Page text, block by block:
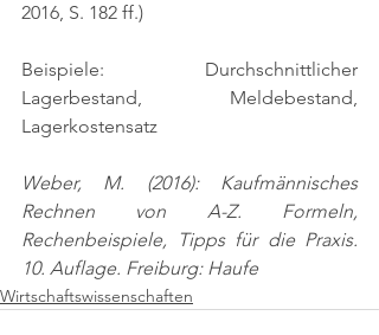
2016, S. 182 ff.)
Beispiele: Durchschnittlicher
Lagerbestand, Meldebestand,
Lagerkostensatz
Weber, M. (2016): Kaufmännisches
Rechnen von A-Z. Formeln,
Rechenbeispiele, Tipps für die Praxis.
10. Auflage. Freiburg: Haufe
Wirtschaftswissenschaften